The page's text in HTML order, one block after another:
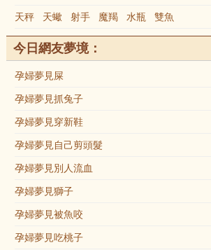
天秤 天蠍 射手 魔羯 水瓶 雙魚
今日網友夢境：
孕婦夢見屎
孕婦夢見抓兔子
孕婦夢見穿新鞋
孕婦夢見自己剪頭髮
孕婦夢見別人流血
孕婦夢見獅子
孕婦夢見被魚咬
孕婦夢見吃桃子